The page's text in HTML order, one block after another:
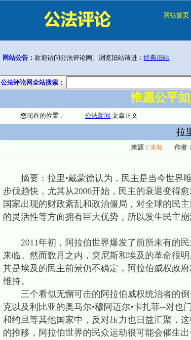
网站首页
网站公告： 欢迎访问公法评论网。浏览旧站请进： 经典旧站
公法评论网全站搜索：
惟愿公平
您现在的位置 : 公法新闻 文章正文
拉
来源： 未知 作者：
摘要：拉里•戴蒙德认为，民主是当今世界唯
步伐趋快，尤其从2006开始，民主的衰退变得
国家出现的财政紊乱和政治僵局，对全球的民
的灵活性等方面拥有巨大优势，所以发生民主
2011年初，阿拉伯世界爆发了前所未有的民
来临。然而数月之内，突尼斯和埃及的革命很
其是埃及的民主前景仍不确定，阿拉伯威权政
维持。
三个看似无懈可击的阿拉伯威权统治者的倒
克以及利比亚的奥马尔•穆阿迈尔•卡扎菲--对
和约旦等其他国家中，反对压力也日益汇聚，
的推移，阿拉伯世界的民众运动很可能会催生